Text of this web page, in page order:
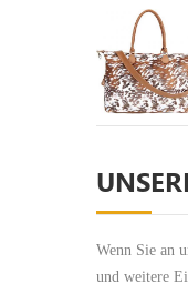
Wenn Sie an
und weitere